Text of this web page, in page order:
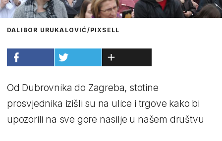
DALIBOR URUKALOVIĆ/PIXSELL
Od Dubrovnika do Zagreba, stotine
prosvjednika izišli su na ulice i trgove kako bi
upozorili na sve gore nasilje u našem društvu